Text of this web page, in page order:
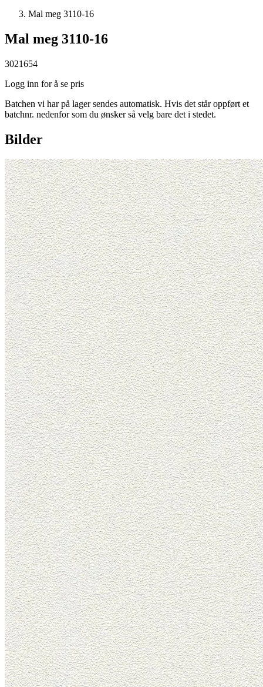
Mal meg 3110-16
Mal meg 3110-16
3021654
Logg inn for å se pris
Batchen vi har på lager sendes automatisk. Hvis det står oppført et
batchnr. nedenfor som du ønsker så velg bare det i stedet.
Bilder